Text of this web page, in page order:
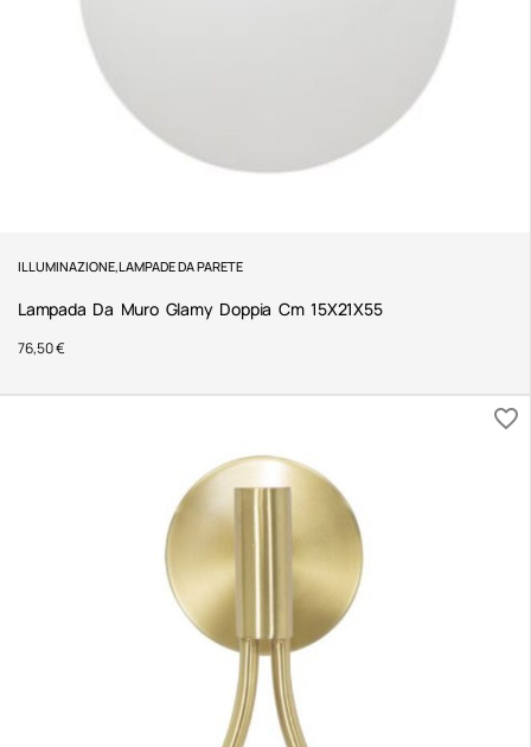
ILLUMINAZIONE,LAMPADE DA PARETE
Lampada Da Muro Glamy Doppia Cm 15X21X55
76,50€